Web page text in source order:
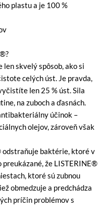
plastu a je 100 %
skvelý spôsob, ako si
celých úst. Je pravda,
len 25 % úst. Sila
na zuboch a ďasnách.
účinok –
olejov, zároveň však
odstraňuje baktérie, ktoré v
že LISTERINE®
ktoré sú zubnou
obmedzuje a predchádza
príčin problémov s